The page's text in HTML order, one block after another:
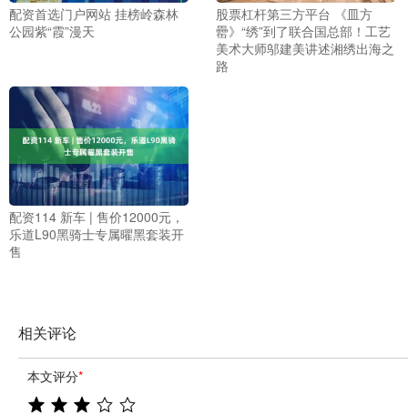
配资首选门户网站 挂榜岭森林
公园紫“霞”漫天
股票杠杆第三方平台 《皿方
罍》“绣”到了联合国总部！工艺
美术大师邬建美讲述湘绣出海之
路
配资114 新车 | 售价12000元，
乐道L90黑骑士专属曜黑套装开
售
相关评论
本文评分*